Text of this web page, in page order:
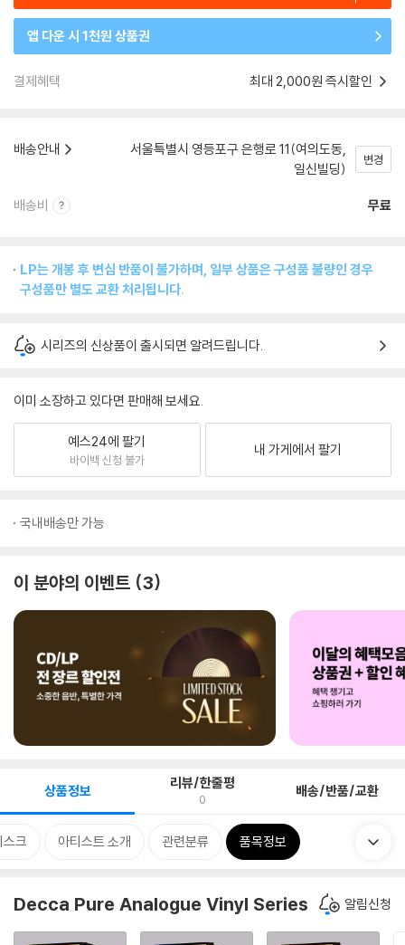
앱 다운 시 1천원 상품권
결제혜택 최대 2,000원 즉시할인
배송안내
서울특별시 영등포구 은행로 11(여의도동,
일신빌딩)
변경
배송비 무료
LP는 개봉 후 변심 반품이 불가하며, 일부 상품은 구성품 불량인 경우
구성품만 별도 교환 처리됩니다.
시리즈의 신상품이 출시되면 알려드립니다.
이미 소장하고 있다면 판매해 보세요.
예스24에 팔기
바이백 신청 불가
내 가게에서 팔기
국내배송만 가능
이 분야의 이벤트 3
상품정보 리뷰/한줄평
0 배송/반품/교환
스크 아티스트 소개 관련분류 품목정보
Decca Pure Analogue Vinyl Series 알림신청